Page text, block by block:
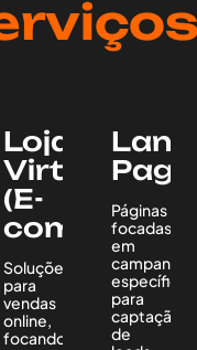
Lojas
Virtuais
(E-
commerce)
Soluções
para
vendas
online,
focando
Pages
Páginas
focadas
em
campanhas
específicas
para
captação
de